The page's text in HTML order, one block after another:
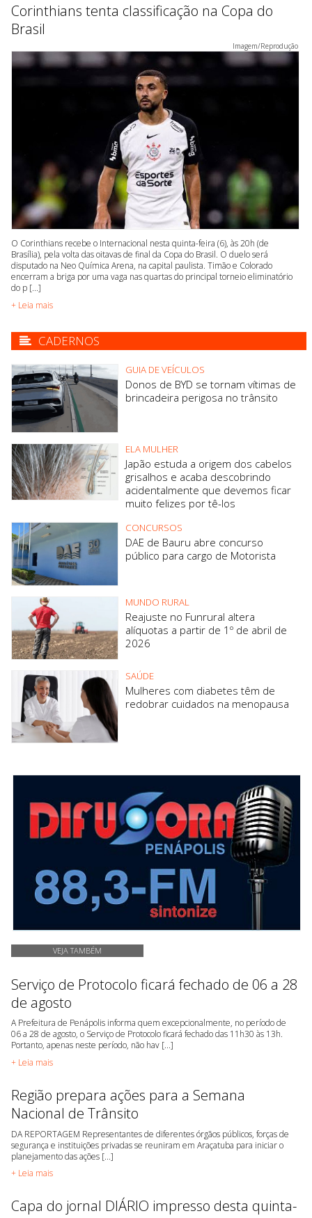
Corinthians tenta classificação na Copa do
Brasil
Imagem/Reprodução
O Corinthians recebe o Internacional nesta quinta-feira (6), às 20h (de
Brasília), pela volta das oitavas de final da Copa do Brasil. O duelo será
disputado na Neo Química Arena, na capital paulista. Timão e Colorado
encerram a briga por uma vaga nas quartas do principal torneio eliminatório
do p [...]
+ Leia mais
CADERNOS
GUIA DE VEÍCULOS
Donos de BYD se tornam vítimas de
brincadeira perigosa no trânsito
ELA MULHER
Japão estuda a origem dos cabelos
grisalhos e acaba descobrindo
acidentalmente que devemos ficar
muito felizes por tê-los
CONCURSOS
DAE de Bauru abre concurso
público para cargo de Motorista
MUNDO RURAL
Reajuste no Funrural altera
alíquotas a partir de 1º de abril de
2026
SAÚDE
Mulheres com diabetes têm de
redobrar cuidados na menopausa
VEJA TAMBÉM
Serviço de Protocolo ficará fechado de 06 a 28
de agosto
A Prefeitura de Penápolis informa quem excepcionalmente, no período de
06 a 28 de agosto, o Serviço de Protocolo ficará fechado das 11h30 às 13h.
Portanto, apenas neste período, não hav [...]
+ Leia mais
Região prepara ações para a Semana
Nacional de Trânsito
DA REPORTAGEM Representantes de diferentes órgãos públicos, forças de
segurança e instituições privadas se reuniram em Araçatuba para iniciar o
planejamento das ações [...]
+ Leia mais
Capa do jornal DIÁRIO impresso desta quinta-